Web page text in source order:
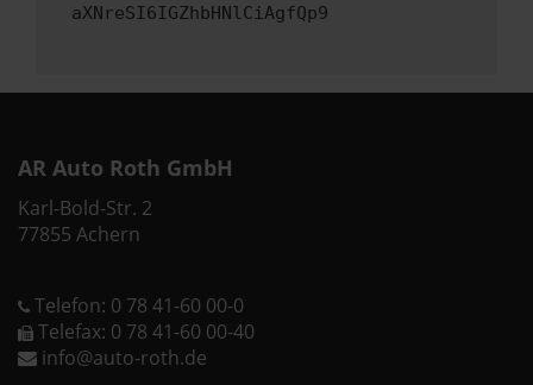
aXNreSI6IGZhbHNlCiAgfQp9
AR Auto Roth GmbH
Karl-Bold-Str. 2
77855 Achern
Telefon: 0 78 41-60 00-0
Telefax: 0 78 41-60 00-40
info@auto-roth.de